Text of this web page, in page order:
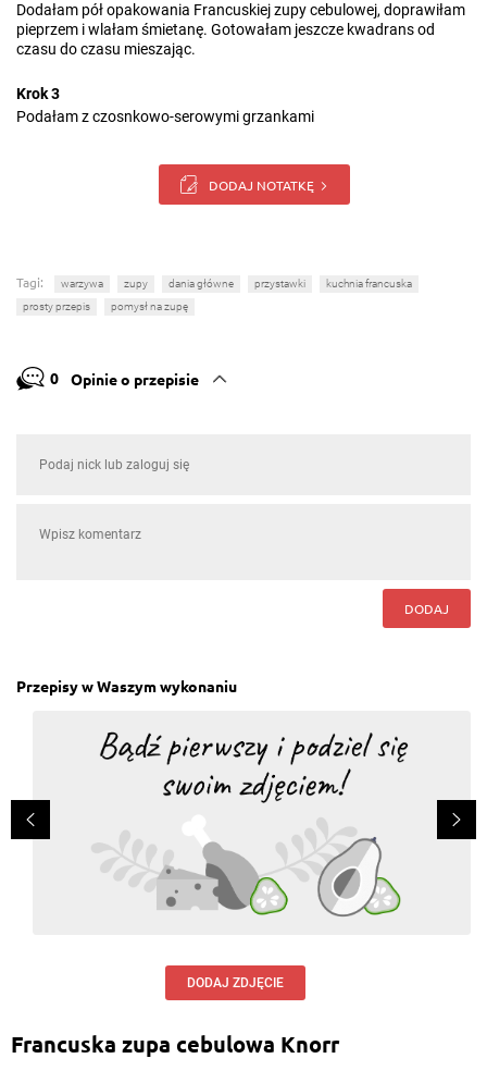
Dodałam pół opakowania Francuskiej zupy cebulowej, doprawiłam
pieprzem i wlałam śmietanę. Gotowałam jeszcze kwadrans od
czasu do czasu mieszając.
Krok 3
Podałam z czosnkowo-serowymi grzankami
DODAJ NOTATKĘ
Tagi: warzywa zupy dania główne przystawki
kuchnia francuska
prosty przepis
pomysł na zupę
0 Opinie o przepisie
DODAJ
Przepisy w Waszym wykonaniu
DODAJ ZDJĘCIE
Francuska zupa cebulowa Knorr